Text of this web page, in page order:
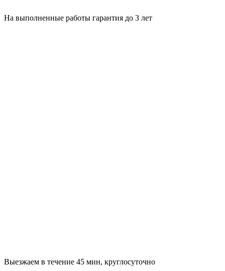
На выполненные работы гарантия до 3 лет
Выезжаем в течение 45 мин, круглосуточно